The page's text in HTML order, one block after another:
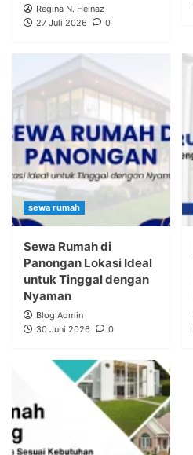
Regina N. Helnaz
27 Juli 2026
0
sewa rumah
Sewa Rumah di
Panongan Lokasi Ideal
untuk Tinggal dengan
Nyaman
Blog Admin
30 Juni 2026
0